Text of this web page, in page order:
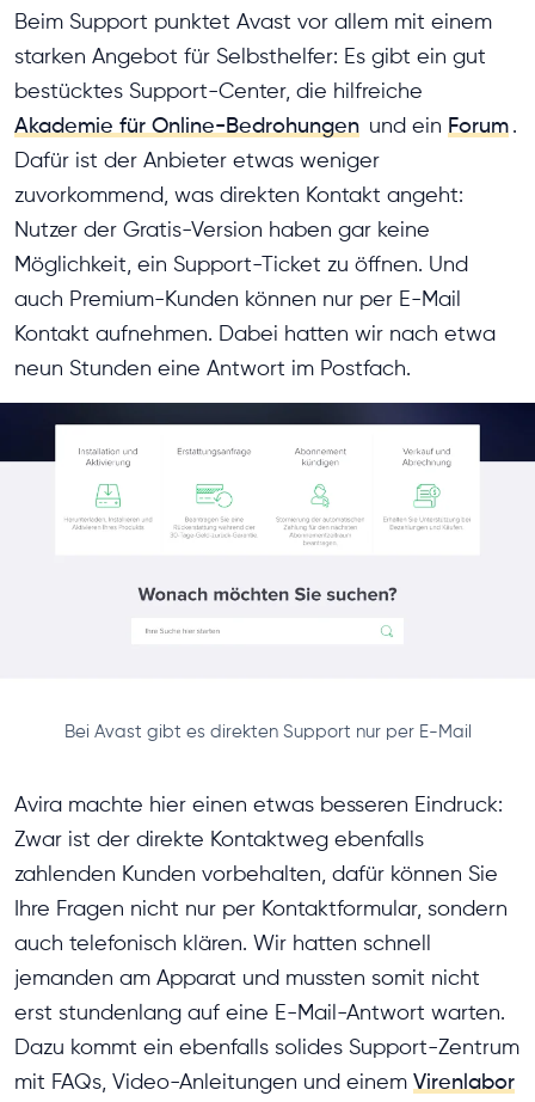
Beim Support punktet Avast vor allem mit einem
starken Angebot für Selbsthelfer: Es gibt ein gut
bestücktes Support-Center, die hilfreiche
Akademie für Online-Bedrohungen und ein Forum .
Dafür ist der Anbieter etwas weniger
zuvorkommend, was direkten Kontakt angeht:
Nutzer der Gratis-Version haben gar keine
Möglichkeit, ein Support-Ticket zu öffnen. Und
auch Premium-Kunden können nur per E-Mail
Kontakt aufnehmen. Dabei hatten wir nach etwa
neun Stunden eine Antwort im Postfach.
Bei Avast gibt es direkten Support nur per E-Mail
Avira machte hier einen etwas besseren Eindruck:
Zwar ist der direkte Kontaktweg ebenfalls
zahlenden Kunden vorbehalten, dafür können Sie
Ihre Fragen nicht nur per Kontaktformular, sondern
auch telefonisch klären. Wir hatten schnell
jemanden am Apparat und mussten somit nicht
erst stundenlang auf eine E-Mail-Antwort warten.
Dazu kommt ein ebenfalls solides Support-Zentrum
mit FAQs, Video-Anleitungen und einem Virenlabor